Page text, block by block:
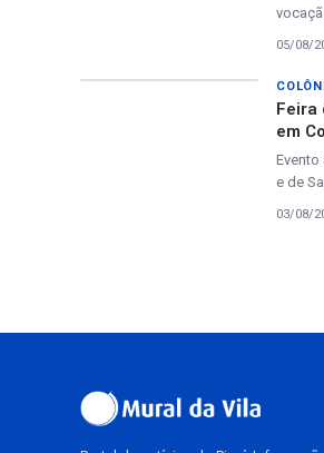
05/08/
Feira
em
Evento
e de
03/08/